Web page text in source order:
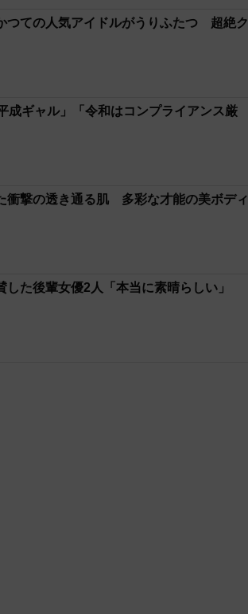
つての人気アイドルがうりふたつ 超絶ク
成ギャル」「令和はコンプライアンス厳
衝撃の透き通る肌 多彩な才能の美ボディ
た後輩女優2人「本当に素晴らしい」